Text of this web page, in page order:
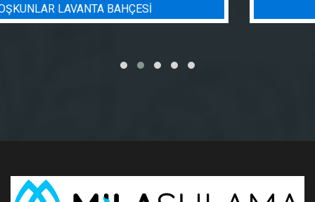
BADEM BAHÇESI SULAMA PROJESI